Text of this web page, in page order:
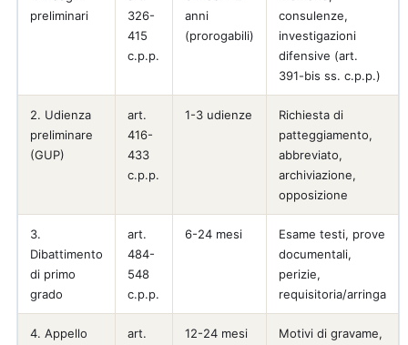
preliminari
326-
415
c.p.p.
anni
(prorogabili)
consulenze,
investigazioni
difensive (art.
391-bis ss. c.p.p.)
2. Udienza
preliminare
(GUP)
art.
416-
433
c.p.p.
1-3 udienze
Richiesta di
patteggiamento,
abbreviato,
archiviazione,
opposizione
3.
Dibattimento
di primo
grado
art.
484-
548
c.p.p.
6-24 mesi
Esame testi, prove
documentali,
perizie,
requisitoria/arringa
4. Appello
art.
12-24 mesi
Motivi di gravame,